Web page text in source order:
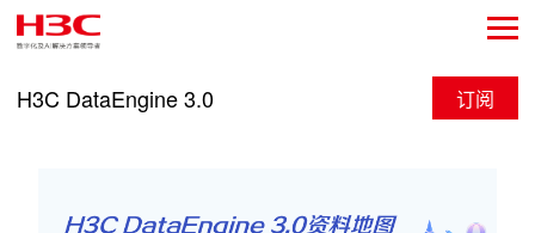
H3C DataEngine 3.0 订阅